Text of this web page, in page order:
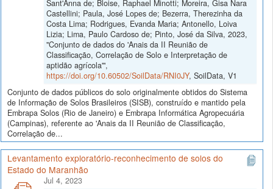
Sant'Anna de; Bloise, Raphael Minotti; Moreira, Gisa Nara
Castellini; Paula, José Lopes de; Bezerra, Therezinha da
Costa Lima; Rodrigues, Evanda Maria; Antonello, Loiva
Lizia; Lima, Paulo Cardoso de; Pinto, José da Silva, 2023,
"Conjunto de dados do 'Anais da II Reunião de
Classificação, Correlação de Solo e Interpretação de
aptidão agrícola'",
https://doi.org/10.60502/SoilData/RNI0JY, SoilData, V1
Conjunto de dados públicos do solo originalmente obtidos do Sistema
de Informação de Solos Brasileiros (SISB), construído e mantido pela
Embrapa Solos (Rio de Janeiro) e Embrapa Informática Agropecuária
(Campinas), referente ao 'Anais da II Reunião de Classificação,
Correlação de...
Levantamento exploratório-reconhecimento de solos do
Estado do Maranhão
Jul 4, 2023